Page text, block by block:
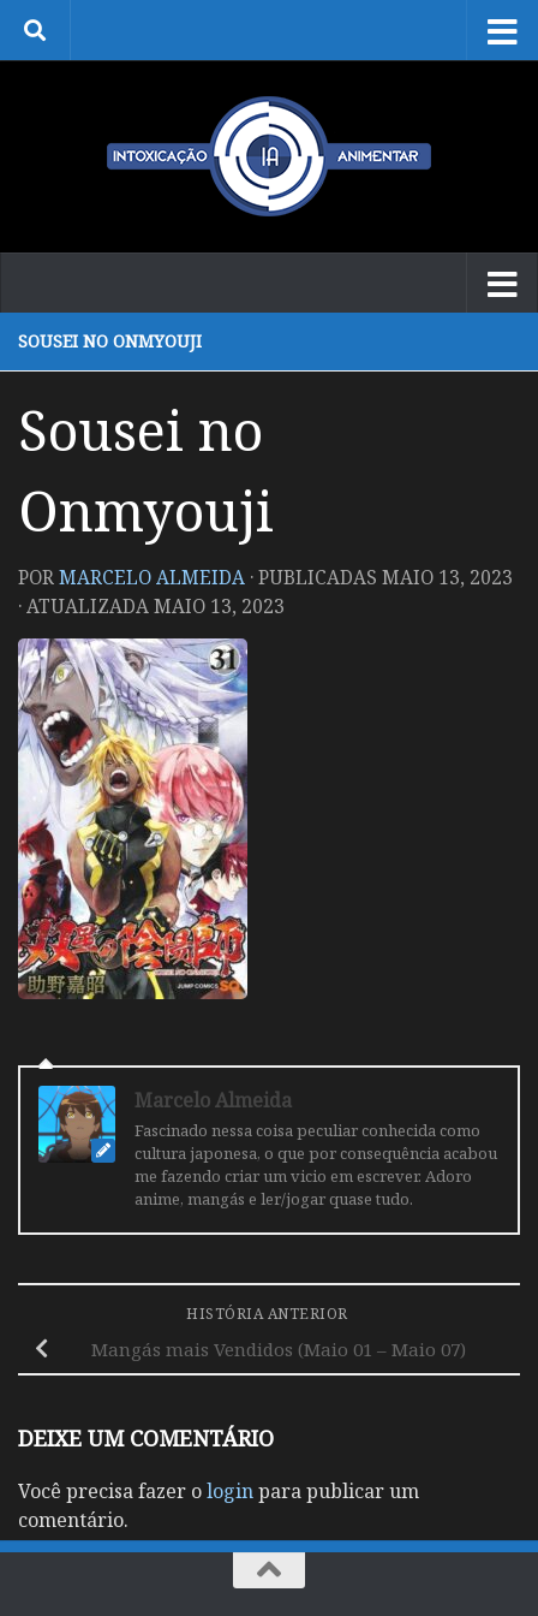
Skip to content
SOUSEI NO ONMYOUJI
Sousei no
Onmyouji
PORMARCELO ALMEIDA · PUBLICADAS MAIO 13, 2023
· ATUALIZADAMAIO 13, 2023
Marcelo Almeida
Fascinado nessa coisa peculiar conhecida como
cultura japonesa, o que por consequência acabou
me fazendo criar um vicio em escrever. Adoro
anime, mangás e ler/jogar quase tudo.
HISTÓRIA ANTERIOR
Mangás mais Vendidos (Maio 01 – Maio 07)
DEIXE UM COMENTÁRIO
Você precisa fazer ologinpara publicar um
comentário.